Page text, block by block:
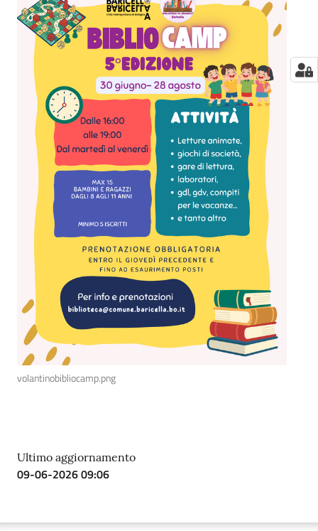
volantinobibliocamp.png
Ultimo aggiornamento
09-06-2026 09:06